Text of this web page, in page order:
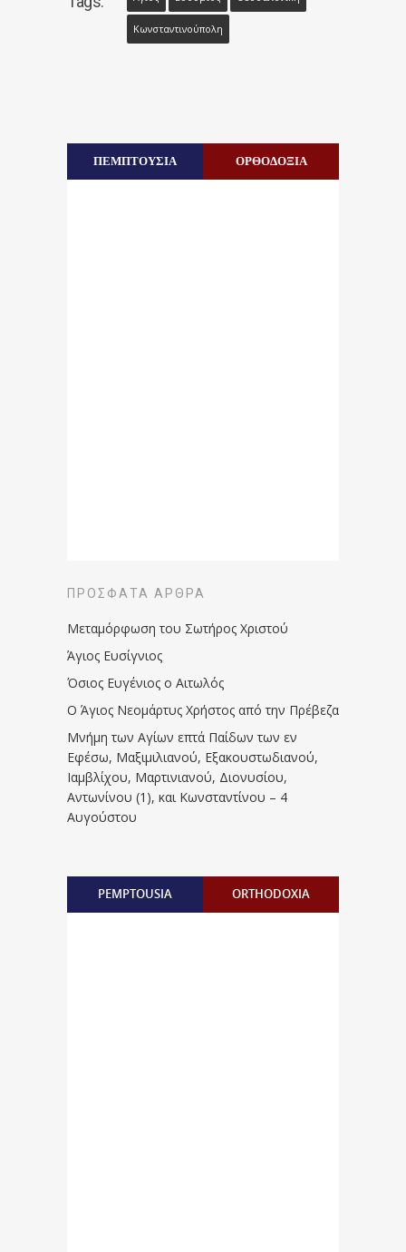
Κωνσταντινούπολη
ΠΕΜΠΤΟΥΣΙΑ ΟΡΘΟΔΟΞΙΑ
ΠΡΌΣΦΑΤΑ ΆΡΘΡΑ
Μεταμόρφωση του Σωτήρος Χριστού
Άγιος Ευσίγνιος
Όσιος Ευγένιος ο Αιτωλός
Ο Άγιος Νεομάρτυς Χρήστος από την Πρέβεζα
Μνήμη των Aγίων επτά Παίδων των εν
Eφέσω, Mαξιμιλιανού, Eξακουστωδιανού,
Iαμβλίχου, Mαρτινιανού, Διονυσίου,
Aντωνίνου (1), και Kωνσταντίνου – 4
Αυγούστου
PEMPTOUSIA ORTHODOXIA